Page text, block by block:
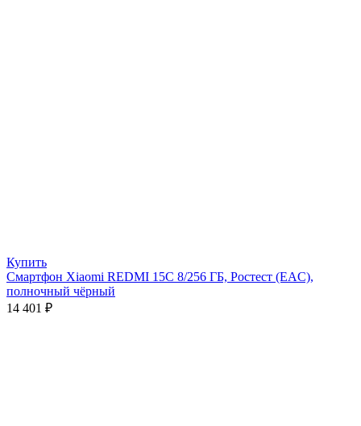
Купить
Смартфон Xiaomi REDMI 15C 8/256 ГБ, Ростест (EAC),
полночный чёрный
14 401 ₽